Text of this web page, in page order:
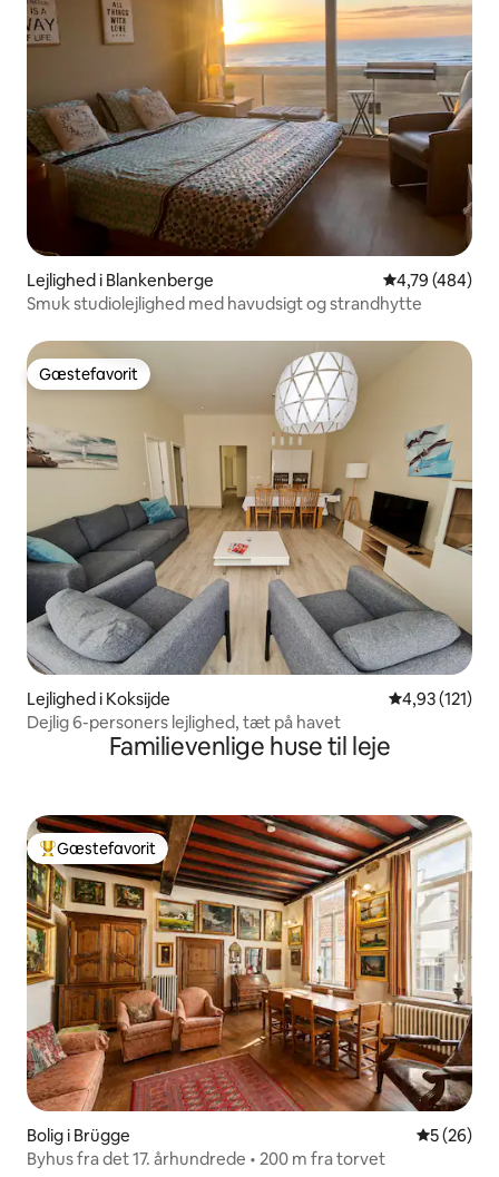
Lejlighed i Blankenberge 4,79 ud af 5 i
4,79 (484)
Smuk studiolejlighed med havudsigt og strandhytte
Gæstefavorit
Gæstefavorit
Lejlighed i Koksijde 4,93 ud af 5 i
4,93 (121)
Dejlig 6-personers lejlighed, tæt på havet
Familievenlige huse til leje
Bedste gæstefavorit
Gæstefavorit
Bolig i Brügge 5 ud af 5 i
5 (26)
Byhus fra det 17. århundrede • 200 m fra torvet